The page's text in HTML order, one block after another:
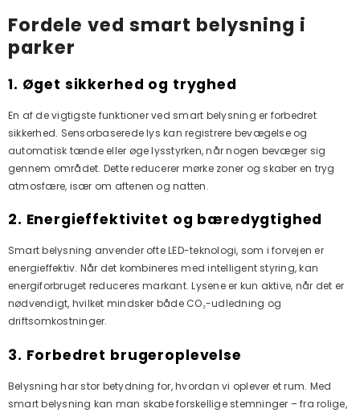
Fordele ved smart belysning i
parker
1. Øget sikkerhed og tryghed
En af de vigtigste funktioner ved smart belysning er forbedret
sikkerhed. Sensorbaserede lys kan registrere bevægelse og
automatisk tænde eller øge lysstyrken, når nogen bevæger sig
gennem området. Dette reducerer mørke zoner og skaber en tryg
atmosfære, især om aftenen og natten.
2. Energieffektivitet og bæredygtighed
Smart belysning anvender ofte LED-teknologi, som i forvejen er
energieffektiv. Når det kombineres med intelligent styring, kan
energiforbruget reduceres markant. Lysene er kun aktive, når det er
nødvendigt, hvilket mindsker både CO₂-udledning og
driftsomkostninger.
3. Forbedret brugeroplevelse
Belysning har stor betydning for, hvordan vi oplever et rum. Med
smart belysning kan man skabe forskellige stemninger – fra rolige,